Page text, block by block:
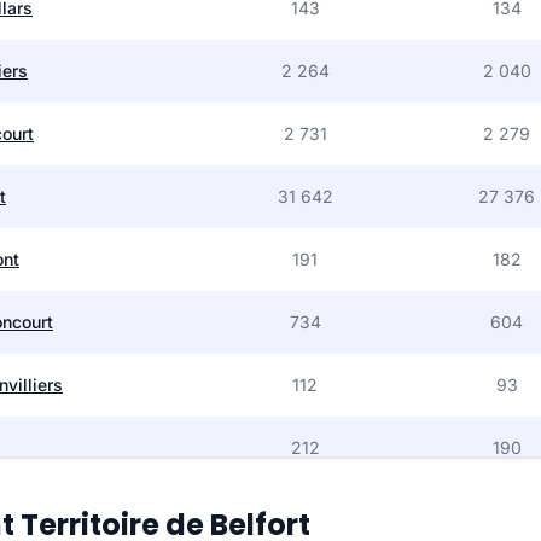
143 134
2 264 2 040
2 731 2 279
31 642 27 376
191 182
734 604
112 93
212 190
158
Territoire de Belfort